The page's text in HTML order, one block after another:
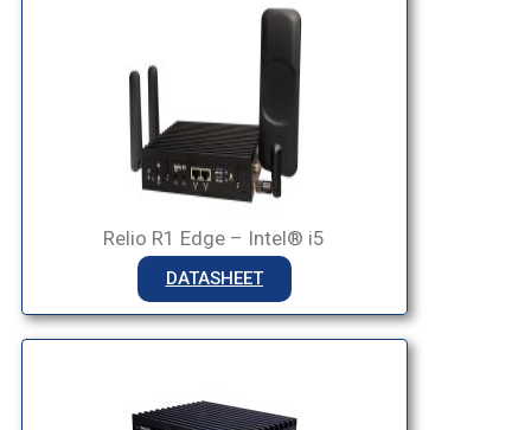
Relio R1 Edge – Intel® i5
DATASHEET